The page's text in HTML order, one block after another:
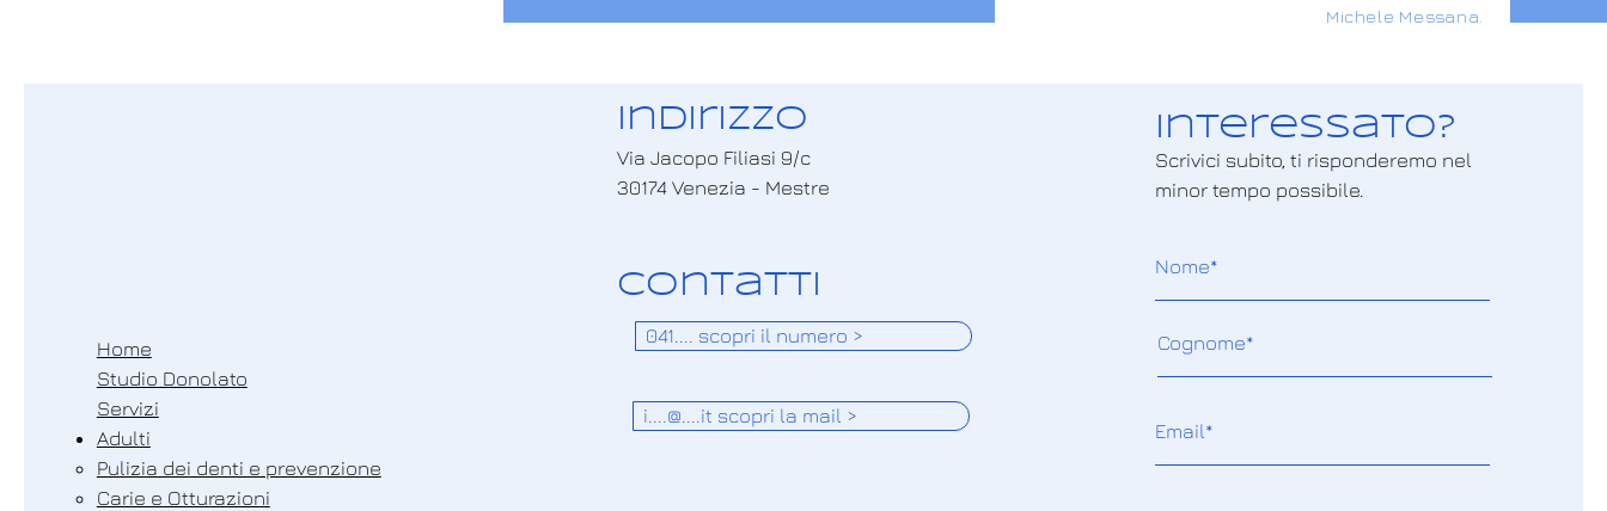
Michele Messana.
Home
Studio Donolato
Servizi
Adulti
Pulizia dei denti e prevenzione
Carie e Otturazioni
Indirizzo
Via Jacopo Filiasi 9/c
30174 Venezia - Mestre
Contatti
041.... scopri il numero >
i....@....it scopri la mail >
Interessato?
Scrivici subito, ti risponderemo nel
minor tempo possibile.